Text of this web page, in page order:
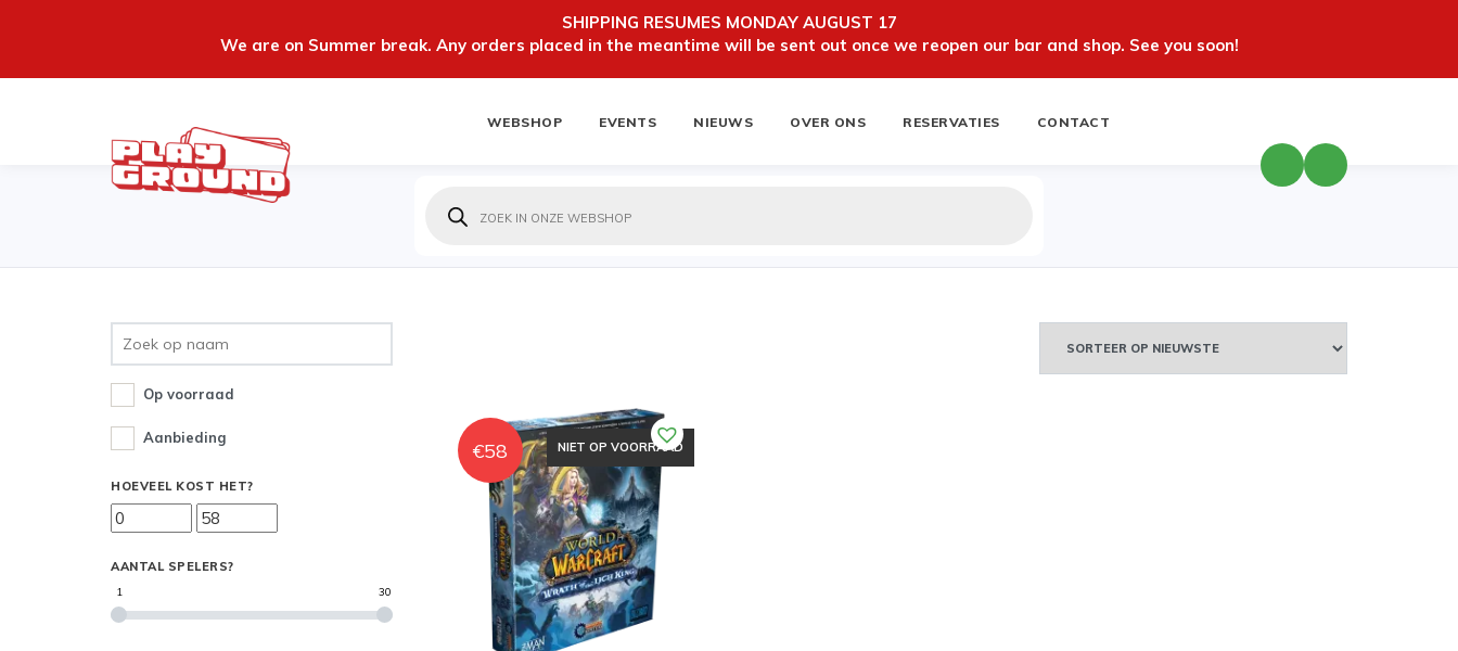
SHIPPING RESUMES MONDAY AUGUST 17
We are on Summer break. Any orders placed in the meantime will be sent out once we reopen our bar and shop. See you soon!
WEBSHOP EVENTS NIEUWS OVER ONS RESERVATIES CONTACT
zoeken
Op voorraad
Aanbieding
HOEVEEL KOST HET?
AANTAL SPELERS?
1 30
NIET OP VOORRAAD
€58